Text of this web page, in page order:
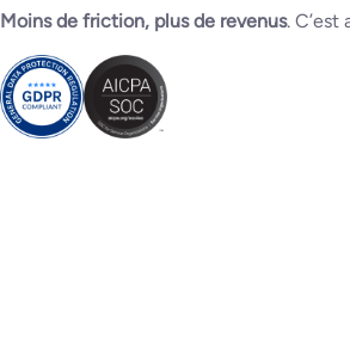
Moins de friction, plus de revenus. C’est